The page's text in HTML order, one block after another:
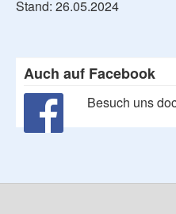
Stand: 26.05.2024
Auch auf Facebook
Besuch uns